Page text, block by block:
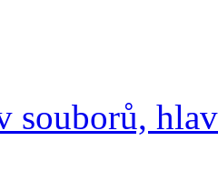
souborů,